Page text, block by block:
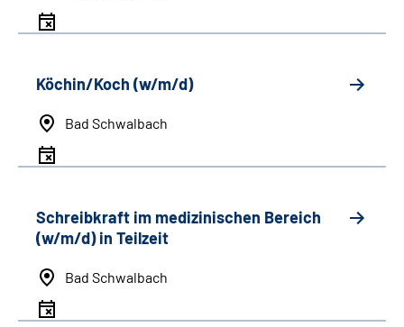
Köchin/Koch (w/m/d)
Bad Schwalbach
Schreibkraft im medizinischen Bereich
(w/m/d) in Teilzeit
Bad Schwalbach